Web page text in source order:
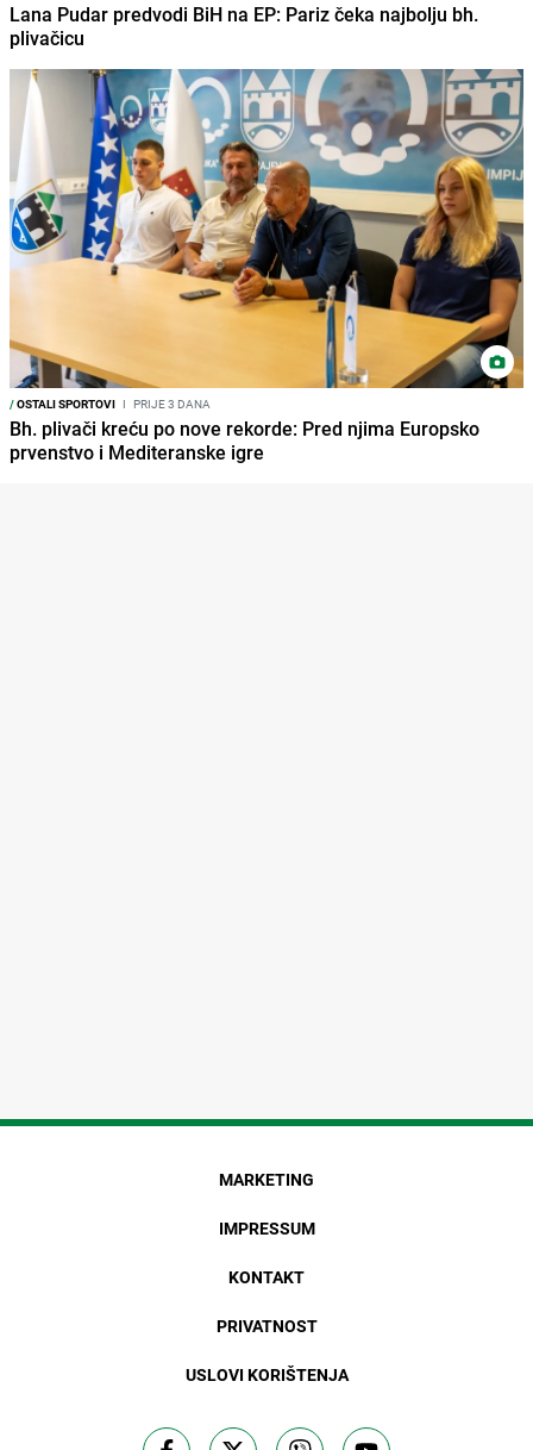
Lana Pudar predvodi BiH na EP: Pariz čeka najbolju bh.
plivačicu
/OSTALI SPORTOVI I PRIJE 3 DANA
Bh. plivači kreću po nove rekorde: Pred njima Europsko
prvenstvo i Mediteranske igre
MARKETING
IMPRESSUM
KONTAKT
PRIVATNOST
USLOVI KORIŠTENJA